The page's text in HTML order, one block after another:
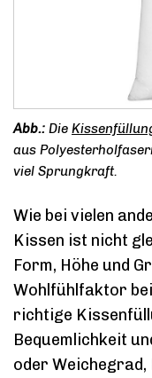
Die
aus
viel Sprungkraft.
Wie bei vielen
Kissen ist nicht
Form, Höhe und
Wohlfühlfaktor
richtige
Bequemlichkeit
oder